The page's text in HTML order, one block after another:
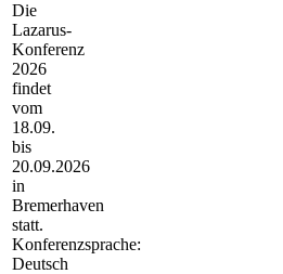
Die
Lazarus-
Konferenz
2026
findet
vom
18.09.
bis
20.09.2026
in
Bremerhaven
statt.
Konferenzsprache:
Deutsch